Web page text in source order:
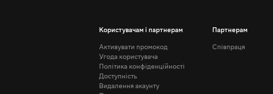
Користувачам і партнерам
Активувати промокод
Угода користувача
Політика конфіденційності
Доступність
Видалення акаунту
Партнерам
Співпраця